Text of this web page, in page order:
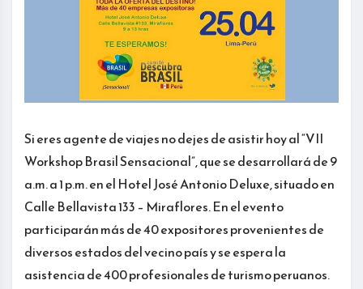
Si eres agente de viajes no dejes de asistir hoy al “VII
Workshop Brasil Sensacional”, que se desarrollará de 9
a.m. a 1 p.m. en el Hotel José Antonio Deluxe, situado en
Calle Bellavista 133 – Miraflores. En el evento
participarán más de 40 expositores provenientes de
diversos estados del vecino país y se espera la
asistencia de 400 profesionales de turismo peruanos.